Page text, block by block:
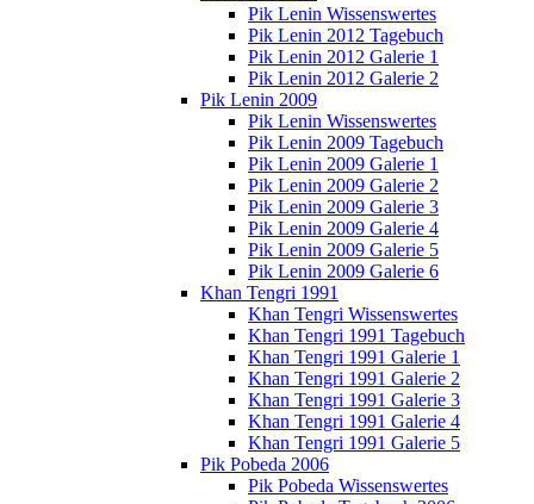
Pik Lenin Wissenswertes
Pik Lenin 2012 Tagebuch
Pik Lenin 2012 Galerie 1
Pik Lenin 2012 Galerie 2
Pik Lenin 2009
Pik Lenin Wissenswertes
Pik Lenin 2009 Tagebuch
Pik Lenin 2009 Galerie 1
Pik Lenin 2009 Galerie 2
Pik Lenin 2009 Galerie 3
Pik Lenin 2009 Galerie 4
Pik Lenin 2009 Galerie 5
Pik Lenin 2009 Galerie 6
Khan Tengri 1991
Khan Tengri Wissenswertes
Khan Tengri 1991 Tagebuch
Khan Tengri 1991 Galerie 1
Khan Tengri 1991 Galerie 2
Khan Tengri 1991 Galerie 3
Khan Tengri 1991 Galerie 4
Khan Tengri 1991 Galerie 5
Pik Pobeda 2006
Pik Pobeda Wissenswertes